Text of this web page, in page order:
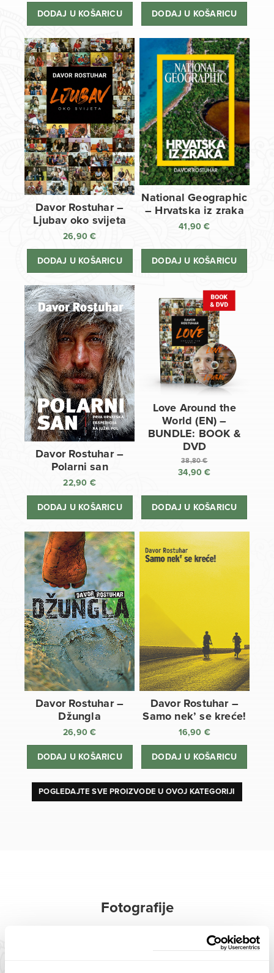
DODAJ U KOŠARICU
38,80 €.
34,90 €.
DODAJ U KOŠARICU
Davor Rostuhar –
Ljubav oko svijeta
26,90€
DODAJ U KOŠARICU
National Geographic
– Hrvatska iz zraka
41,90€
DODAJ U KOŠARICU
Davor Rostuhar –
Polarni san
22,90 €
DODAJ U KOŠARICU
Love Around the
World (EN) –
BUNDLE: BOOK &
DVD
38,80€
Izvorna
bila
34,90€
cijena
DODAJ U KOŠARICU
Davor Rostuhar –
Džungla
26,90€
DODAJ U KOŠARICU
Davor Rostuhar –
Samo nek’ se kreće!
16,90 €
DODAJ U KOŠARICU
POGLEDAJTE SVE PROIZVODE U OVOJ KATEGORIJI
Fotografije